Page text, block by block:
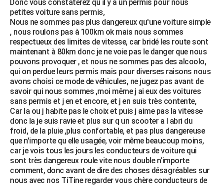
Donc vous constaterez qu il y a un permis pour nous
petites voiture sans permis,
Nous ne sommes pas plus dangereux qu'une voiture simple
, nous roulons pas à 100km ok mais nous sommes
respectueux des limites de vitesse, car bridé les route sont
maintenant à 80km donc je ne voie pas le danger que nous
pouvons provoquer , et nous ne sommes pas des alcoolo,
qui on perdue leurs permis mais pour diverses raisons nous
avons choisi ce mode de véhicules, ne jugez pas avant de
savoir qui nous sommes ,moi même j ai eux des voitures
sans permis et j en et encore, et j en suis très contente,
Car la ou j habite pas le choix et puis j aime pas la vitesse
donc la je suis ravie et plus sur q un scooter a l abri du
froid, de la pluie ,plus confortable, et pas plus dangereuse
que n'importe qu elle usagée, voir même beaucoup moins,
car je vois tous les jours les conducteurs de voiture qui
sont très dangereux roule vite nous double n'importe
comment, donc avant de dire des choses désagréables sur
nous avec nos TiTine regarder vous chère conducteurs de